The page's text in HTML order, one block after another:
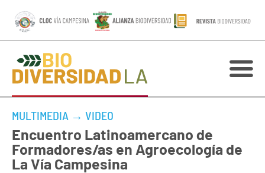
MULTIMEDIA → VIDEO
Encuentro Latinoamercano de
Formadores/as en Agroecología de
La Vía Campesina